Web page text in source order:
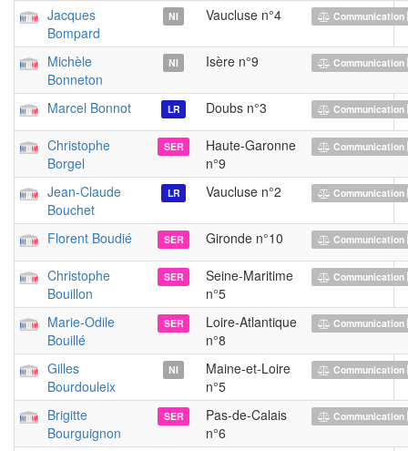
Jacques
Bompard
NI Vaucluse n°4
Michèle
Bonneton
NI Isère n°9
Marcel Bonnot LR Doubs n°3
Christophe
Borgel
SER
Haute-Garonne
n°9
Jean-Claude
Bouchet
LR Vaucluse n°2
Florent Boudié SER Gironde n°10
Christophe
Bouillon
SER
Seine-Maritime
n°5
Marie-Odile
Bouillé
SER
Loire-Atlantique
n°8
Gilles
Bourdouleix
NI
Maine-et-Loire
n°5
Brigitte
Bourguignon
SER
Pas-de-Calais
n°6